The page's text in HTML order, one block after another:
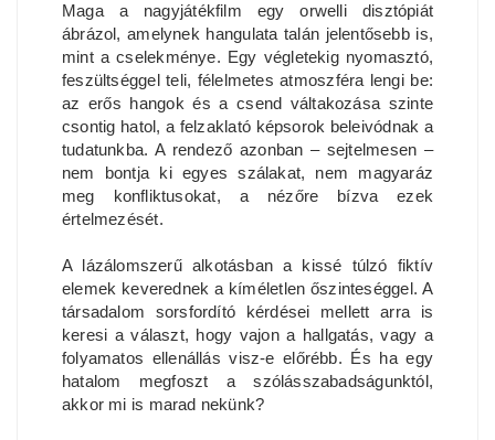
Maga a nagyjátékfilm egy orwelli disztópiát
ábrázol, amelynek hangulata talán jelentősebb is,
mint a cselekménye. Egy végletekig nyomasztó,
feszültséggel teli, félelmetes atmoszféra lengi be:
az erős hangok és a csend váltakozása szinte
csontig hatol, a felzaklató képsorok beleivódnak a
tudatunkba. A rendező azonban – sejtelmesen –
nem bontja ki egyes szálakat, nem magyaráz
meg konfliktusokat, a nézőre bízva ezek
értelmezését.
A lázálomszerű alkotásban a kissé túlzó fiktív
elemek keverednek a kíméletlen őszinteséggel. A
társadalom sorsfordító kérdései mellett arra is
keresi a választ, hogy vajon a hallgatás, vagy a
folyamatos ellenállás visz-e előrébb. És ha egy
hatalom megfoszt a szólásszabadságunktól,
akkor mi is marad nekünk?